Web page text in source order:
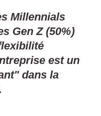
Millennials
Gen Z (50%)
est un
dans la